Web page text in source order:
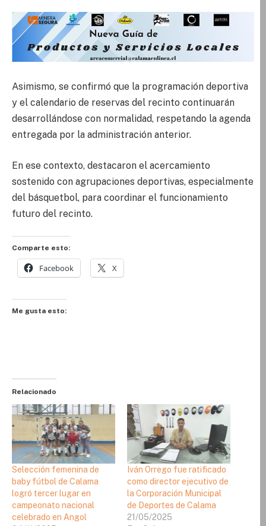
Asimismo, se confirmó que la programación deportiva
y el calendario de reservas del recinto continuarán
desarrollándose con normalidad, respetando la agenda
entregada por la administración anterior.
En ese contexto, destacaron el acercamiento
sostenido con agrupaciones deportivas, especialmente
del básquetbol, para coordinar el funcionamiento
futuro del recinto.
Comparte esto:
Facebook X
Me gusta esto:
Relacionado
Selección femenina de
baby fútbol de Calama
logró tercer lugar en
campeonato nacional
celebrado en Angol
Iván Orrego fue ratificado
como director ejecutivo de
la Corporación Municipal
de Deportes de Calama
21/05/2025